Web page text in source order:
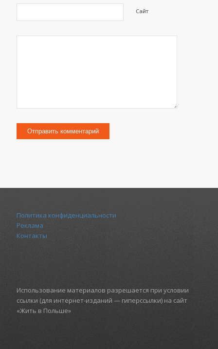
Сайт
Политика конфиденциальности
Реклама
Контакты
Использование материалов разрешается при условии
ссылки (для интернет-изданий — гиперссылки) на сайт
«Жить в Польше»